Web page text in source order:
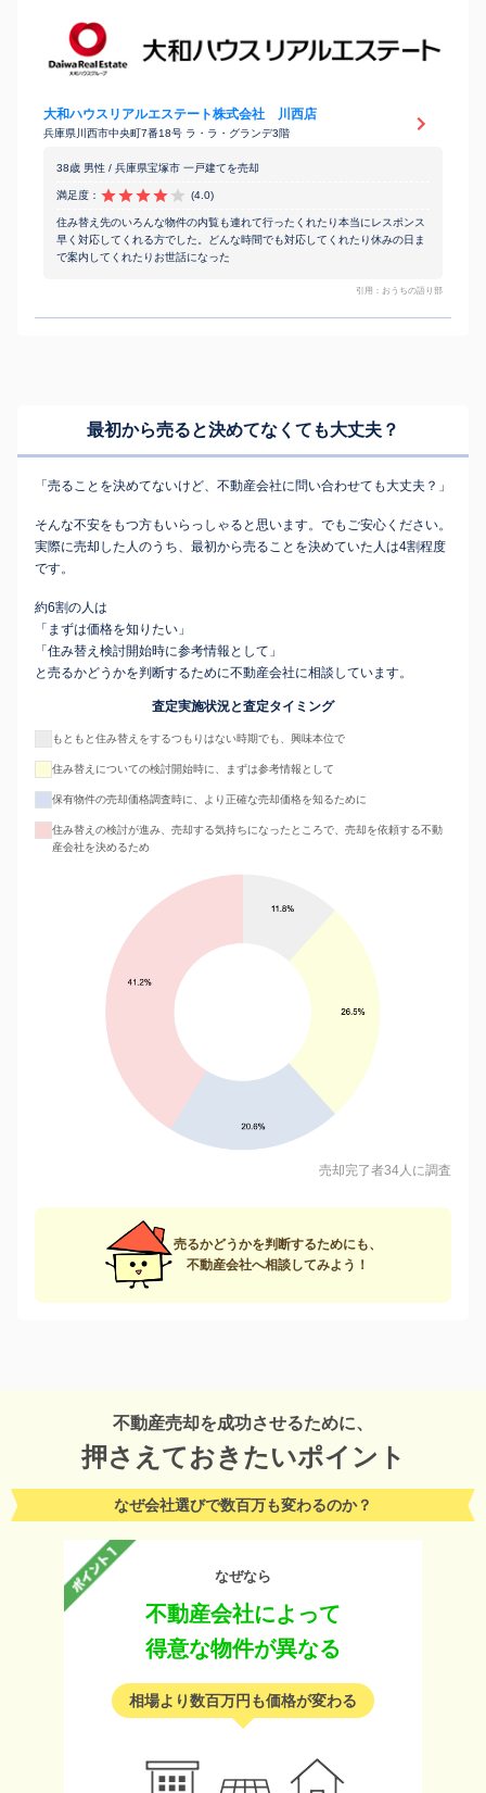
大和ハウスリアルエステート株式会社 川西店
兵庫県川西市中央町7番18号 ラ・ラ・グランデ3階
38歳 男性 / 兵庫県宝塚市 一戸建てを売却
満足度： (4.0)
住み替え先のいろんな物件の内覧も連れて行ったくれたり本当にレスポンス
早く対応してくれる方でした。どんな時間でも対応してくれたり休みの日ま
で案内してくれたりお世話になった
引用：おうちの語り部
最初から売ると決めてなくても大丈夫？
「売ることを決めてないけど、不動産会社に問い合わせても大丈夫？」
そんな不安をもつ方もいらっしゃると思います。でもご安心ください。
実際に売却した人のうち、最初から売ることを決めていた人は4割程度
です。
約6割の人は
「まずは価格を知りたい」
「住み替え検討開始時に参考情報として」
と売るかどうかを判断するために不動産会社に相談しています。
査定実施状況と査定タイミング
もともと住み替えをするつもりはない時期でも、興味本位で
住み替えについての検討開始時に、まずは参考情報として
保有物件の売却価格調査時に、より正確な売却価格を知るために
住み替えの検討が進み、売却する気持ちになったところで、売却を依頼する不動
産会社を決めるため
売却完了者34人に調査
売るかどうかを判断するためにも、
不動産会社へ相談してみよう！
不動産売却を成功させるために、
押さえておきたいポイント
なぜ会社選びで数百万も変わるのか？
なぜなら
不動産会社によって
得意な物件が異なる
相場より数百万円も価格が変わる